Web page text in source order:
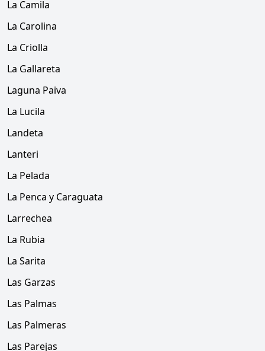
La Camila
La Carolina
La Criolla
La Gallareta
Laguna Paiva
La Lucila
Landeta
Lanteri
La Pelada
La Penca y Caraguata
Larrechea
La Rubia
La Sarita
Las Garzas
Las Palmas
Las Palmeras
Las Parejas